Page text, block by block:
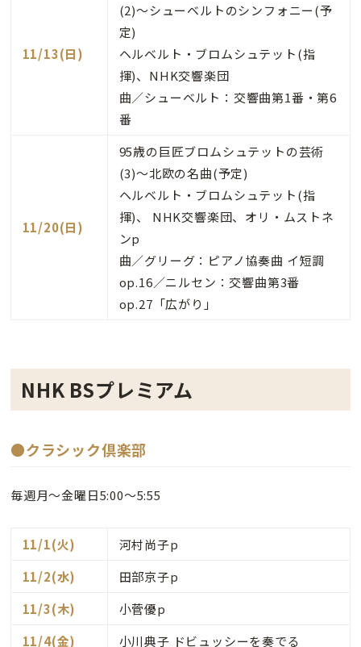
11/13(日)
(2)～シューベルトのシンフォニー(予
定)
ヘルベルト・ブロムシュテット(指
揮)、NHK交響楽団
曲／シューベルト：交響曲第1番・第6
番
11/20(日)
95歳の巨匠ブロムシュテットの芸術
(3)～北欧の名曲(予定)
ヘルベルト・ブロムシュテット(指
揮)、 NHK交響楽団、オリ・ムストネ
ンp
曲／グリーグ：ピアノ協奏曲 イ短調
op.16／ニルセン：交響曲第3番
op.27「広がり」
NHK BSプレミアム
●クラシック倶楽部
毎週月～金曜日5:00～5:55
11/1(火)
河村尚子p
11/2(水)
田部京子p
11/3(木)
小菅優p
11/4(金)
小川典子 ドビュッシーを奏でる